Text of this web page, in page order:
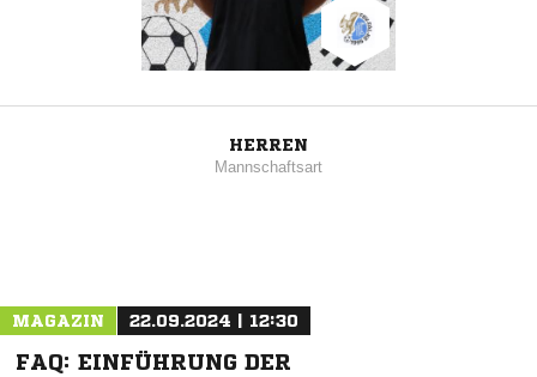
HERREN
Mannschaftsart
MAGAZIN 22.09.2024 | 12:30
FAQ: EINFÜHRUNG DER